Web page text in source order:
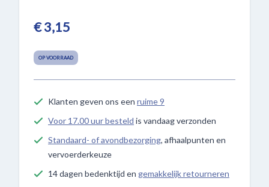
€ 3,15
OP VOORRAAD
Klanten geven ons een ruime 9
Voor 17.00 uur besteld is vandaag verzonden
Standaard- of avondbezorging, afhaalpunten en
vervoerderkeuze
14 dagen bedenktijd en gemakkelijk retourneren